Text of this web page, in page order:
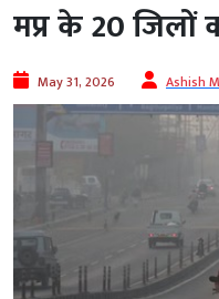
मप्र के 20 जिलों
May 31, 2026 Ashish